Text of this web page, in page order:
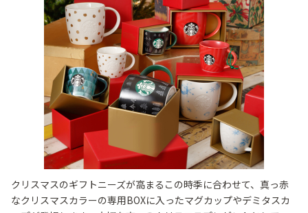
クリスマスのギフトニーズが高まるこの時季に合わせて、真っ赤
なクリスマスカラーの専用BOXに入ったマグカップやデミタスカ